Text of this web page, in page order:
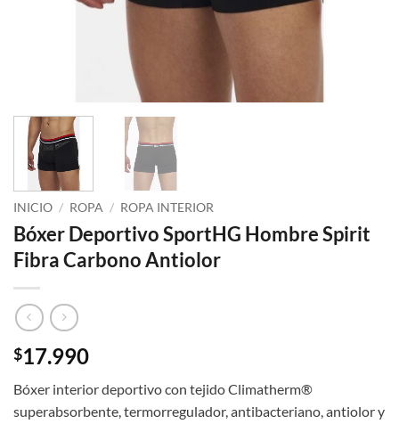
INICIO / ROPA / ROPA INTERIOR
Bóxer Deportivo SportHG Hombre Spirit
Fibra Carbono Antiolor
$17.990
Bóxer interior deportivo con tejido Climatherm®
superabsorbente, termorregulador, antibacteriano, antiolor y